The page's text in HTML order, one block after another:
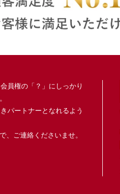
員権の「？」にしっかり
パートナーとなれるよう
、ご連絡くださいませ。